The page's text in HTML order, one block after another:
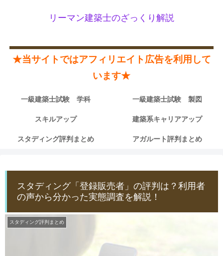
リーマン建築士のざっくり解説
★当サイトではアフィリエイト広告を利用して
います★
一級建築士試験 学科 一級建築士試験 製図
スキルアップ 建築系キャリアアップ
スタディング評判まとめ アガルート評判まとめ
スタディング「登録販売者」の評判は？利用者
の声から分かった実態調査を解説！
スタディング評判まとめ